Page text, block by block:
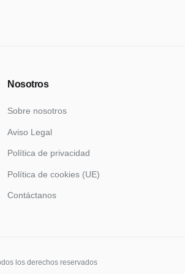
Nosotros
Sobre nosotros
Aviso Legal
Política de privacidad
Política de cookies (UE)
Contáctanos
los derechos reservados